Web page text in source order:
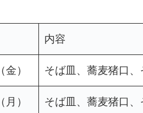
内容
） そば皿、蕎麦猪口
） そば皿、蕎麦猪口